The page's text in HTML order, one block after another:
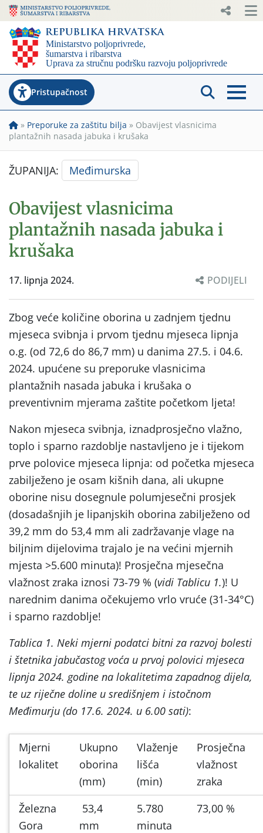
Pristupačnost
» Preporuke za zaštitu bilja » Obavijest vlasnicima
plantažnih nasada jabuka i krušaka
ŽUPANIJA: Međimurska
Obavijest vlasnicima
plantažnih nasada jabuka i
krušaka
17. lipnja 2024. PODIJELI
Zbog veće količine oborina u zadnjem tjednu
mjeseca svibnja i prvom tjednu mjeseca lipnja
o.g. (od 72,6 do 86,7 mm) u danima 27.5. i 04.6.
2024. upućene su preporuke vlasnicima
plantažnih nasada jabuka i krušaka o
preventivnim mjerama zaštite početkom ljeta!
Nakon mjeseca svibnja, iznadprosječno vlažno,
toplo i sparno razdoblje nastavljeno je i tijekom
prve polovice mjeseca lipnja: od početka mjeseca
zabilježeno je osam kišnih dana, ali ukupne
oborine nisu dosegnule polumjesečni prosjek
(dosadašnjih je lipanjskih oborina zabilježeno od
39,2 mm do 53,4 mm ali zadržavanje vlage na
biljnim dijelovima trajalo je na većini mjernih
mjesta >5.600 minuta)! Prosječna mjesečna
vlažnost zraka iznosi 73-79 % (vidi Tablicu 1.)! U
narednim danima očekujemo vrlo vruće (31-34°C)
i sparno razdoblje!
Tablica 1. Neki mjerni podatci bitni za razvoj bolesti
i štetnika jabučastog voća u prvoj polovici mjeseca
lipnja 2024. godine na lokalitetima zapadnog dijela,
te uz riječne doline u središnjem i istočnom
Međimurju (do 17.6. 2024. u 6.00 sati):
Mjerni
lokalitet
Ukupno
oborina
(mm)
Vlaženje
lišća
(min)
Prosječna
vlažnost
zraka
Železna
Gora
53,4
mm
5.780
minuta
73,00 %